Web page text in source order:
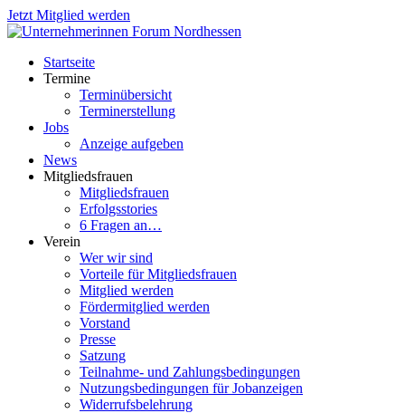
Jetzt Mitglied werden
Startseite
Termine
Terminübersicht
Terminerstellung
Jobs
Anzeige aufgeben
News
Mitgliedsfrauen
Mitgliedsfrauen
Erfolgsstories
6 Fragen an…
Verein
Wer wir sind
Vorteile für Mitgliedsfrauen
Mitglied werden
Fördermitglied werden
Vorstand
Presse
Satzung
Teilnahme- und Zahlungsbedingungen
Nutzungsbedingungen für Jobanzeigen
Widerrufsbelehrung